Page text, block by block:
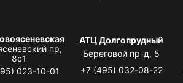
пр,
8с1
023-10-01
АТЦ Долгопрудный
Береговой пр-д, 5
+7 (495) 032-08-22